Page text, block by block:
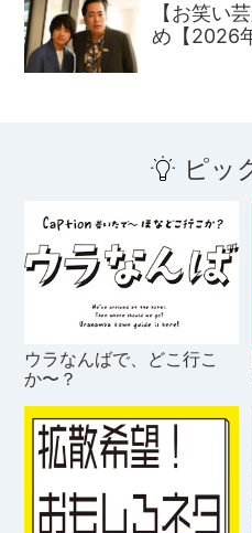
【お笑い
め【2026
ピッ
ウラなんばで、どこ行こ
か〜？